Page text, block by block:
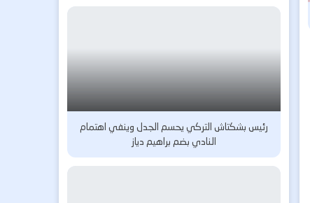
رئيس بشكتاش التركي يحسم الجدل وينفي اهتمام
النادي بضم براهيم دياز